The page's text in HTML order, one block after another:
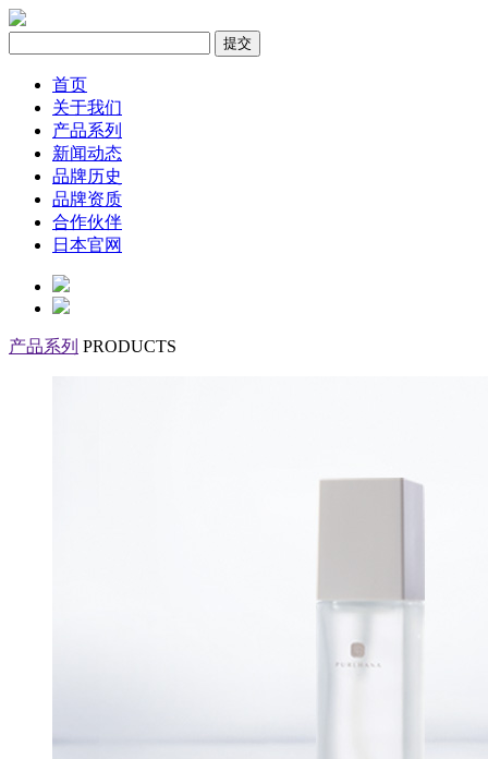
首页
关于我们
产品系列
新闻动态
品牌历史
品牌资质
合作伙伴
日本官网
产品系列 PRODUCTS